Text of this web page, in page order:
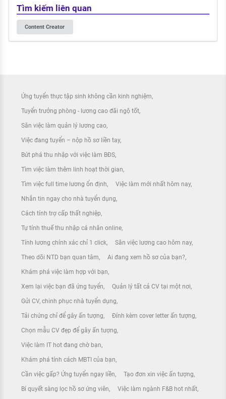
Tìm kiếm liên quan
Content Creator
Ứng tuyển thực tập sinh không cần kinh nghiệm
Tuyển trưởng phòng - lương cao đãi ngộ tốt
Săn việc làm quản lý lương cao
Việc đang tuyển – nộp hồ sơ liền tay
Bứt phá thu nhập với việc làm BĐS
Tìm việc làm thêm linh hoạt thời gian
Tìm việc full time lương ổn định Việc làm mới nhất hôm nay
Nhắn tin ngay cho nhà tuyển dụng
Cách tính trợ cấp thất nghiệp
Tự tính thuế thu nhập cá nhân online
Tính lương chính xác chỉ 1 click Săn việc lương cao hôm nay
Theo dõi NTD bạn quan tâm Ai đang xem hồ sơ của bạn?
Khám phá việc làm hợp với bạn
Xem lại việc bạn đã ứng tuyển Quản lý tất cả CV tại một nơi
Gửi CV, chinh phục nhà tuyển dụng
Tải chứng chỉ để gây ấn tượng Đính kèm cover letter ấn tượng
Chọn mẫu CV đẹp để gây ấn tượng
Việc làm IT hot đang chờ bạn
Khám phá tính cách MBTI của bạn
Cần việc gấp? Ứng tuyển ngay liền Tạo đơn xin việc ấn tượng
Bí quyết sàng lọc hồ sơ ứng viên Việc làm ngành F&B hot nhất